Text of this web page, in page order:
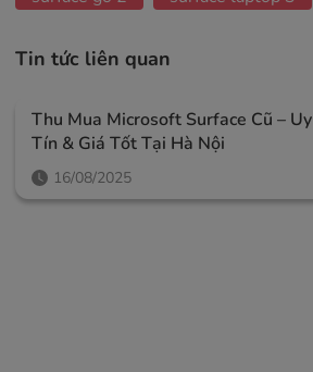
Tin tức liên quan
Thu Mua Microsoft Surface Cũ – Uy
Tín & Giá Tốt Tại Hà Nội
16/08/2025